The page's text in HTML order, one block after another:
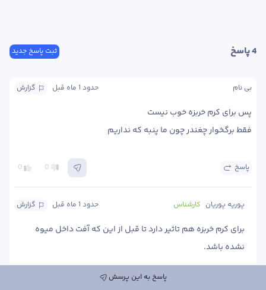
ثبت پاسخ جدید 4 پاسخ
گزارش حدود 1 ماه قبل بی نام
فقط برگخوار چغندر چون ما پنبه که نداریم
0 0 پاسخ
گزارش حدود 1 ماه قبل کارشناس پوریه پوریان
نشده باشد.
پاسخ به این پرسش